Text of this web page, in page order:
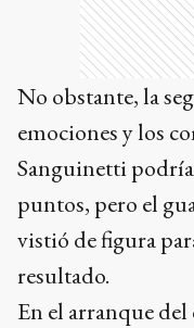
No obstante, la
emociones y los
Sanguinetti
puntos, pero el
vistió de figura
resultado.
En el arranque